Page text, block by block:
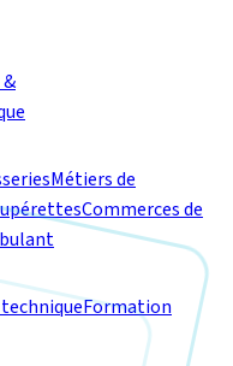
Métiers de
Commerces de
Formation